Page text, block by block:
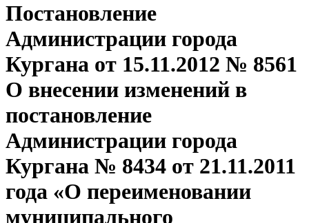
Постановление
Администрации города
Кургана от 15.11.2012 № 8561
О внесении изменений в
постановление
Администрации города
Кургана № 8434 от 21.11.2011
года «О переименовании
муниципального